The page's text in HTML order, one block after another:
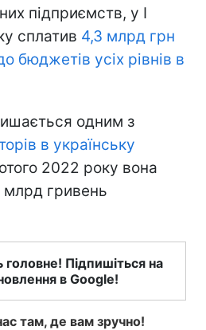
підприємств, у I
сплатив 4,3 млрд грн
бюджетів усіх рівнів в
одним з
в українську
2022 року вона
млрд гривень
головне! Підпишіться на
в Google!
там, де вам зручно!